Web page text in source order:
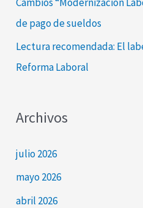
de pago de sueldos
Lectura recomendada: El
Reforma Laboral
Archivos
julio 2026
mayo 2026
abril 2026